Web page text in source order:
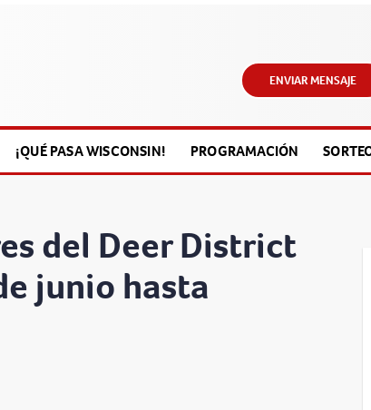
ENVIAR MENSAJE
¡QUÉ PASA WISCONSIN! PROGRAMACIÓN
del Deer District
junio hasta